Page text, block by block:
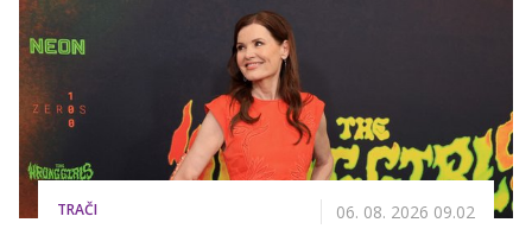
TRAČI 06. 08. 2026 09.02